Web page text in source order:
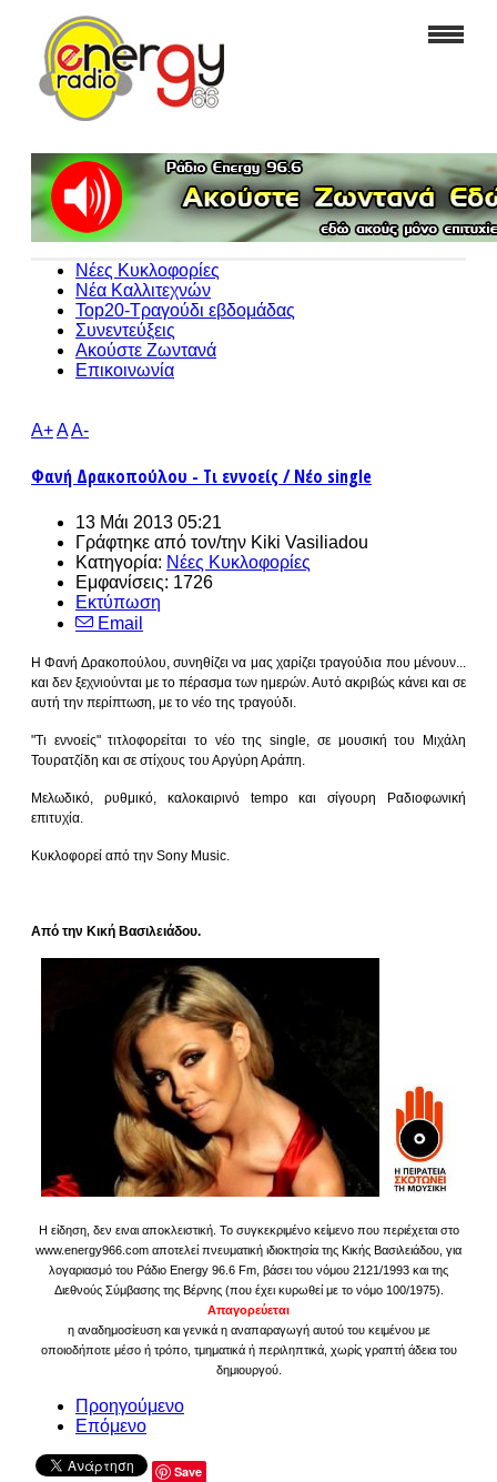
Νέες Κυκλοφορίες
Νέα Καλλιτεχνών
Top20-Τραγούδι εβδομάδας
Συνεντεύξεις
Ακούστε Ζωντανά
Επικοινωνία
A+AA-
Φανή Δρακοπούλου - Τι εννοείς / Νέο single
13 Μάι 2013 05:21
Γράφτηκε από τον/την Kiki Vasiliadou
Κατηγορία: Νέες Κυκλοφορίες
Εμφανίσεις: 1726
Εκτύπωση
Email
Η Φανή Δρακοπούλου, συνηθίζει να μας χαρίζει τραγούδια που μένουν...
και δεν ξεχνιούνται με το πέρασμα των ημερών. Αυτό ακριβώς κάνει και σε
αυτή την περίπτωση, με το νέο της τραγούδι.
"Τι εννοείς" τιτλοφορείται το νέο της single, σε μουσική του Μιχάλη
Τουρατζίδη και σε στίχους του Αργύρη Αράπη.
Μελωδικό, ρυθμικό, καλοκαιρινό tempo και σίγουρη Ραδιοφωνική
επιτυχία.
Κυκλοφορεί από την Sony Music.
Από την Κική Βασιλειάδου.
Η είδηση, δεν ειναι αποκλειστική. Το συγκεκριμένο κείμενο που περιέχεται στο
www.energy966.com αποτελεί πνευματική ιδιοκτησία της Κικής Βασιλειάδου, για
λογαριασμό του Ράδιο Energy 96.6 Fm, βάσει του νόμου 2121/1993 και της
Διεθνούς Σύμβασης της Βέρνης (που έχει κυρωθεί με το νόμο 100/1975).
Απαγορεύεται
η αναδημοσίευση και γενικά η αναπαραγωγή αυτού του κειμένου με
οποιοδήποτε μέσο ή τρόπο, τμηματικά ή περιληπτικά, χωρίς γραπτή άδεια του
δημιουργού.
Προηγούμενο
Επόμενο
Save